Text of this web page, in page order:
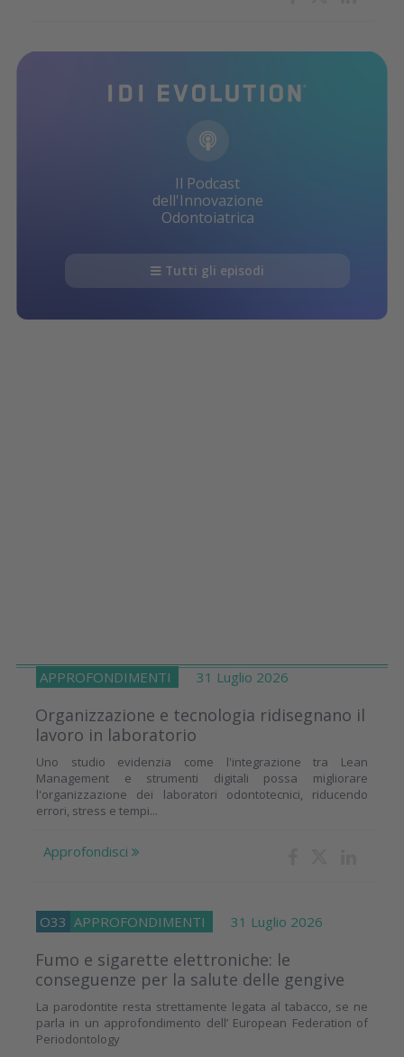
Il Podcast
dell'Innovazione
Odontoiatrica
Tutti gli episodi
APPROFONDIMENTI 31 Luglio 2026
Organizzazione e tecnologia ridisegnano il
lavoro in laboratorio
Uno studio evidenzia come l'integrazione tra Lean
Management e strumenti digitali possa migliorare
l'organizzazione dei laboratori odontotecnici, riducendo
errori, stress e tempi...
Approfondisci
O33 APPROFONDIMENTI 31 Luglio 2026
Fumo e sigarette elettroniche: le
conseguenze per la salute delle gengive
La parodontite resta strettamente legata al tabacco, se ne
parla in un approfondimento dell’ European Federation of
Periodontology